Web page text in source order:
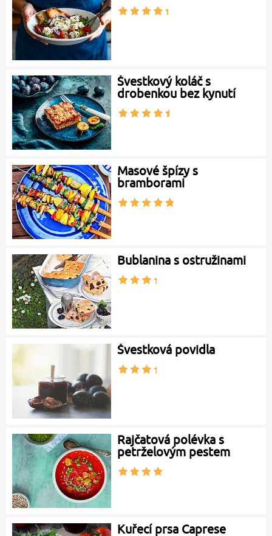
Švestkový koláč s
drobenkou bez kynutí
Masové špízy s
bramborami
Bublanina s ostružinami
Švestková povidla
Rajčatová polévka s
petrželovým pestem
Kuřecí prsa Caprese